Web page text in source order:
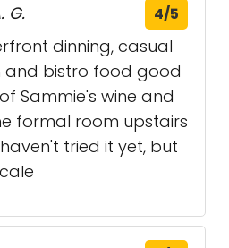
G. 4/5
dinning, casual
and bistro food good
Sammie's wine and
formal room upstairs
tried it yet, but